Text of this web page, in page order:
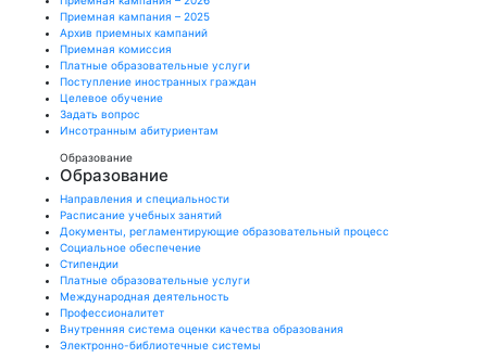
Приемная кампания – 2025
Архив приемных кампаний
Приемная комиссия
Платные образовательные услуги
Поступление иностранных граждан
Целевое обучение
Задать вопрос
Инсотранным абитуриентам
Образование
Образование
Направления и специальности
Расписание учебных занятий
Документы, регламентирующие образовательный процесс
Социальное обеспечение
Стипендии
Платные образовательные услуги
Международная деятельность
Профессионалитет
Внутренняя система оценки качества образования
Электронно-библиотечные системы